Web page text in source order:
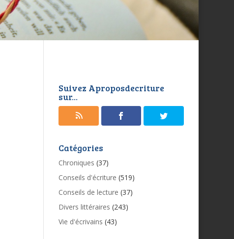
Suivez Aproposdecriture
sur...
Catégories
Chroniques (37)
Conseils d'écriture (519)
Conseils de lecture (37)
Divers littéraires (243)
Vie d'écrivains (43)